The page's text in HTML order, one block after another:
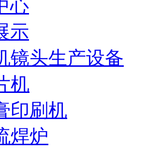
心
示
镜头生产设备
机
印刷机
焊炉